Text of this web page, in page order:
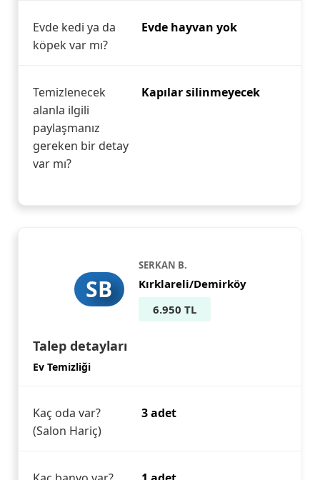
Evde kedi ya da
köpek var mı?
Evde hayvan yok
Temizlenecek
alanla ilgili
paylaşmanız
gereken bir detay
var mı?
Kapılar silinmeyecek
SB
SERKAN B.
Kırklareli/Demirköy
6.950 TL
Talep detayları
Ev Temizliği
Kaç oda var?
(Salon Hariç)
3 adet